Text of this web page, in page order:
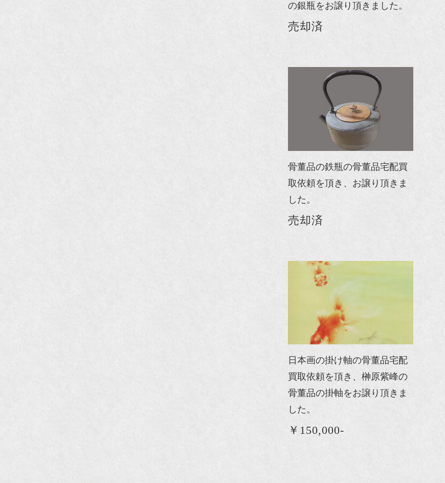
の銀瓶をお譲り頂きました。
売却済
骨董品の鉄瓶の骨董品宅配買
取依頼を頂き、お譲り頂きま
した。
売却済
日本画の掛け軸の骨董品宅配
買取依頼を頂き、榊原紫峰の
骨董品の掛軸をお譲り頂きま
した。
￥150,000-